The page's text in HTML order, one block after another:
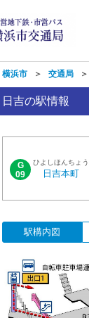
横浜市 ＞ 交通局 ＞
日吉の駅情報
G
09
ひよしほんちょう
日吉本町
駅構内図